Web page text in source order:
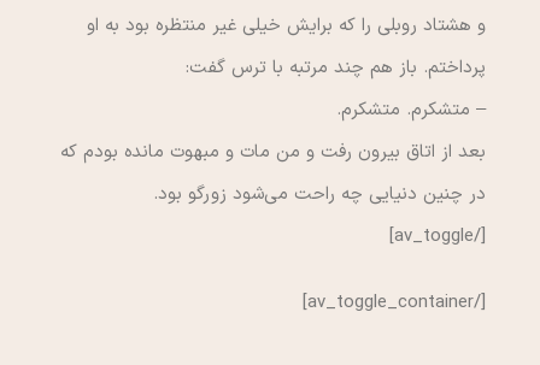
و هشتاد روبلي را كه برايش خيلي غير منتظره بود به او
پرداختم. باز هم چند مرتبه با ترس گفت:
– متشكرم. متشكرم.
بعد از اتاق بيرون رفت و من مات و مبهوت مانده بودم كه
در چنين دنيايي چه راحت مي‌شود زورگو بود.
[/av_toggle]
[/av_toggle_container]